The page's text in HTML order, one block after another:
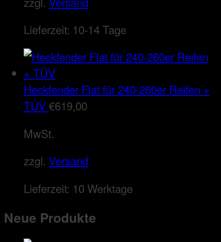
Lieferzeit: 10-14 Tage
Heckfender Flat für 240-260er Reifen +
TÜV€619,00
MwSt.
zzgl. Versand
Lieferzeit: 10 Werktage
Neue Produkte